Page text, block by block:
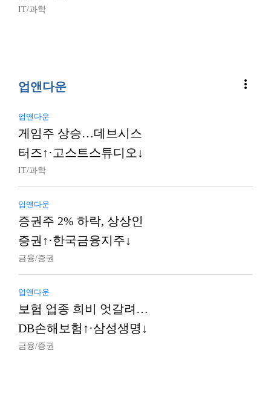
IT/과학
업앤다운 more_vert
업앤다운
게임주 상승…데브시스
터즈↑·고스트스튜디오↓
IT/과학
업앤다운
증권주 2% 하락, 상상인
증권↑·한국금융지주↓
금융/증권
업앤다운
보험 업종 희비 엇갈려…
DB손해보험↑·삼성생명↓
금융/증권